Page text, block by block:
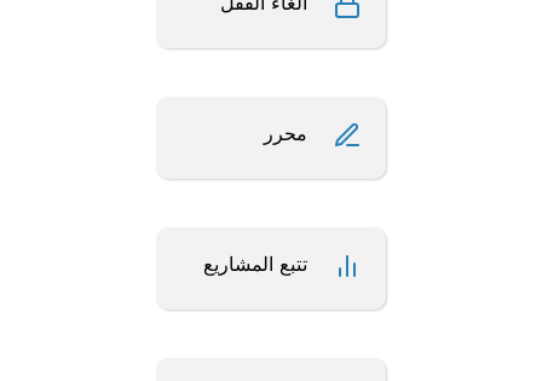
محرر
تتبع المشاريع